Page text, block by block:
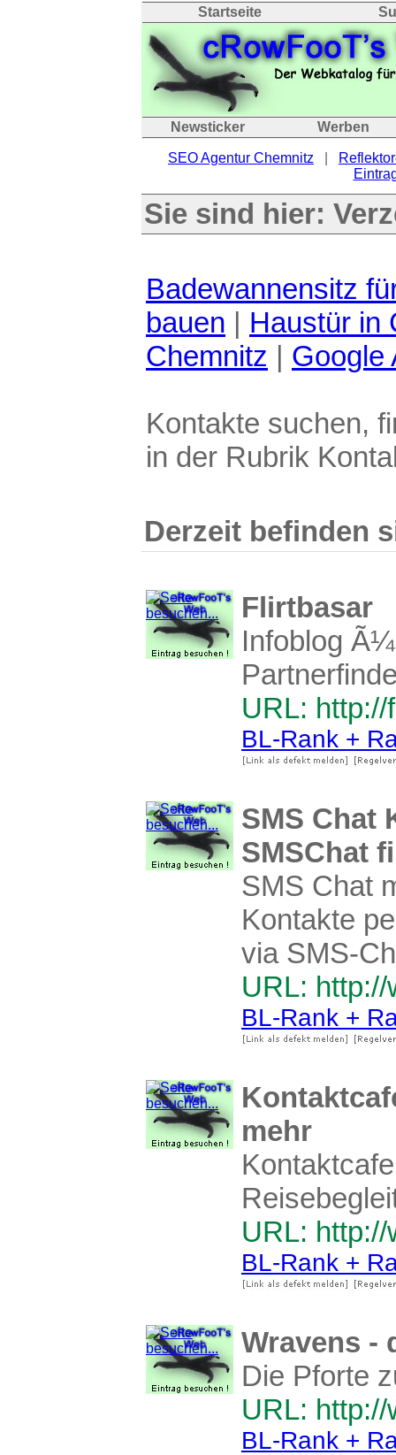
Startseite
Newsticker Werben
SEO Agentur Chemnitz
Sie sind hier:
Badewannensitz
bauen | Haustür in
Chemnitz | Google
Kontakte suchen,
in der Rubrik
Derzeit befinden
Flirtbasar
Infoblog
URL:
BL-Rank +
SMS Chat
SMSChat
SMS Chat
Kontakte
via SMS-
URL:
BL-Rank +
mehr
URL:
BL-Rank +
Wravens -
Die Pforte
URL:
BL-Rank +